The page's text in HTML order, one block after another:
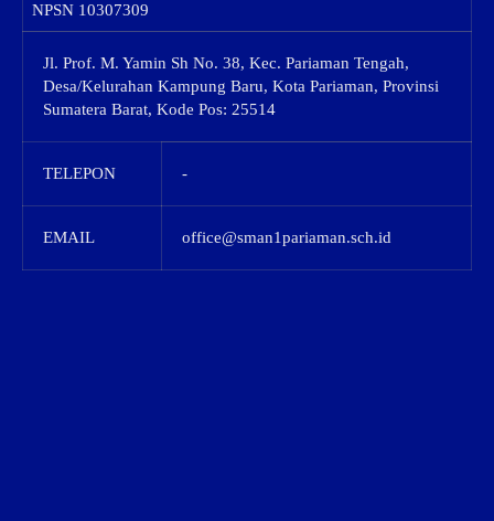
NPSN 10307309
Jl. Prof. M. Yamin Sh No. 38, Kec. Pariaman Tengah,
Desa/Kelurahan Kampung Baru, Kota Pariaman, Provinsi
Sumatera Barat, Kode Pos: 25514
TELEPON -
EMAIL office@sman1pariaman.sch.id